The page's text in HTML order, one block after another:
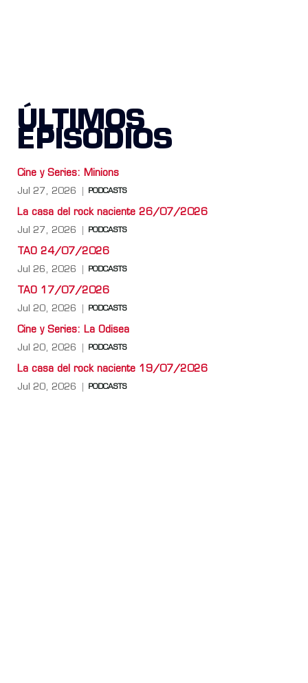
ÚLTIMOS
EPISODIOS
Cine y Series: Minions
Jul 27, 2026 PODCASTS
La casa del rock naciente 26/07/2026
Jul 27, 2026 PODCASTS
TAO 24/07/2026
Jul 26, 2026 PODCASTS
TAO 17/07/2026
Jul 20, 2026 PODCASTS
Cine y Series: La Odisea
Jul 20, 2026 PODCASTS
La casa del rock naciente 19/07/2026
Jul 20, 2026 PODCASTS